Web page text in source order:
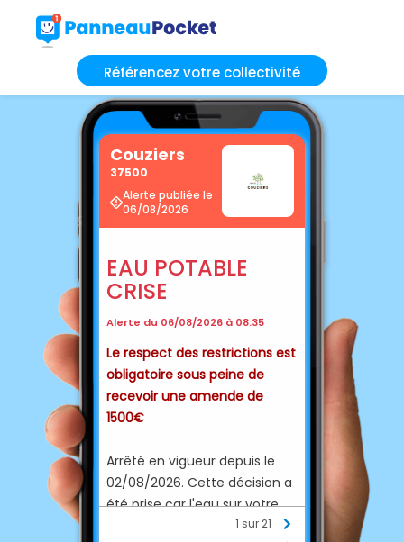
Référencez votre collectivité
Couziers
37500
Alerte publiée le
06/08/2026
EAU POTABLE
CRISE
Alerte du 06/08/2026 à 08:35
Le respect des restrictions est
obligatoire sous peine de
recevoir une amende de
1500€
Arrêté en vigueur depuis le
02/08/2026. Cette décision a
été prise car l'eau sur votre
territoire au niveau de la zone
1 sur 21